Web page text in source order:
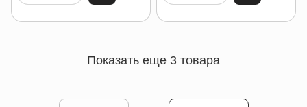
Показать еще 3 товара